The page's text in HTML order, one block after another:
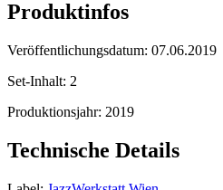
Produktinfos
Veröffentlichungsdatum: 07.06.2019
Set-Inhalt: 2
Produktionsjahr: 2019
Technische Details